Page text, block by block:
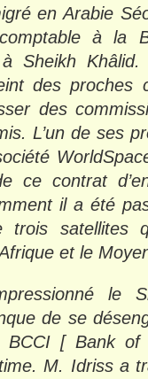
en Arabie
à la
Sheikh
des proches
des
L’un de ses
ce contrat
il a été
trois satellites
et le
le
de se
BCCI [ Bank
M. Idriss a